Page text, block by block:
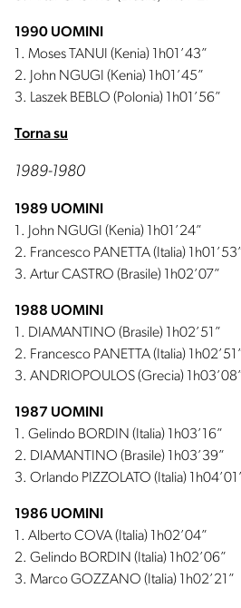
1990 UOMINI
1. Moses TANUI (Kenia) 1h01’43”
2. John NGUGI (Kenia) 1h01’45”
3. Laszek BEBLO (Polonia) 1h01’56”
Torna su
1989-1980
1989 UOMINI
1. John NGUGI (Kenia) 1h01’24”
2. Francesco PANETTA (Italia) 1h01’53”
3. Artur CASTRO (Brasile) 1h02’07”
1988 UOMINI
1. DIAMANTINO (Brasile) 1h02’51”
2. Francesco PANETTA (Italia) 1h02’51”
3. ANDRIOPOULOS (Grecia) 1h03’08”
1987 UOMINI
1. Gelindo BORDIN (Italia) 1h03’16”
2. DIAMANTINO (Brasile) 1h03’39”
3. Orlando PIZZOLATO (Italia)
1986 UOMINI
1. Alberto COVA (Italia) 1h02’04”
2. Gelindo BORDIN (Italia) 1h02’06”
3. Marco GOZZANO (Italia) 1h02’21”